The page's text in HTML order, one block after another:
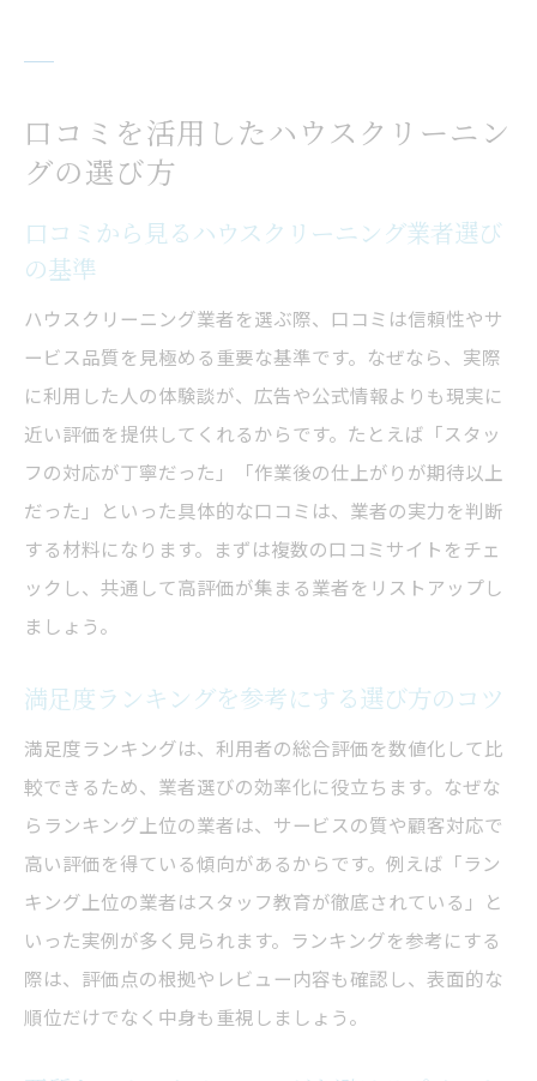
む方法
ハウスクリーニング業者一覧を賢く活用す
る方法
コツ
満足度が高いハウスクリーニングの秘訣を探る
口コミで高評価のハウスクリーニング業者
の特徴
満足度ランキング上位業者の共通点とは
利用者が語るハウスクリーニングの満足ポ
イント
比較サイトで分かる満足度の高い選び方
悪質なハウスクリーニング業者の特徴とは
口コミでよく見るトラブル事例の傾向
悪質という評価を避けるポイントを理解す
る
比較サイトの口コミを活用した見極め方
満足度ランキングから信頼性を探る方法
口コミを活用したハウスクリーニン
グの選び方
口コミから見るハウスクリーニング業者選び
の基準
ハウスクリーニング業者を選ぶ際、口コミは信頼性やサ
ービス品質を見極める重要な基準です。なぜなら、実際
に利用した人の体験談が、広告や公式情報よりも現実に
近い評価を提供してくれるからです。たとえば「スタッ
フの対応が丁寧だった」「作業後の仕上がりが期待以上
だった」といった具体的な口コミは、業者の実力を判断
する材料になります。まずは複数の口コミサイトをチェ
ックし、共通して高評価が集まる業者をリストアップし
ましょう。
満足度ランキングを参考にする選び方のコツ
満足度ランキングは、利用者の総合評価を数値化して比
較できるため、業者選びの効率化に役立ちます。なぜな
らランキング上位の業者は、サービスの質や顧客対応で
高い評価を得ている傾向があるからです。例えば「ラン
キング上位の業者はスタッフ教育が徹底されている」と
いった実例が多く見られます。ランキングを参考にする
際は、評価点の根拠やレビュー内容も確認し、表面的な
順位だけでなく中身も重視しましょう。